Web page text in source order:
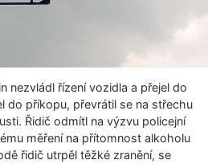
nezvládl řízení vozidla a přejel do
do příkopu, převrátil se na střechu
Řidič odmítl na výzvu policejní
měření na přítomnost alkoholu
řidič utrpěl těžké zranění, se